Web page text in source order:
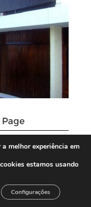
Page
melhor experiência em
estamos usando
Configurações